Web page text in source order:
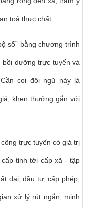
toả thực chất.
số” bằng chương trình
dưỡng trực tuyến và
coi đội ngũ này là
khen thưởng gắn với
trực tuyến có giá trị
tỉnh tới cấp xã - tập
đai, đầu tư, cấp phép,
xử lý rút ngắn, minh